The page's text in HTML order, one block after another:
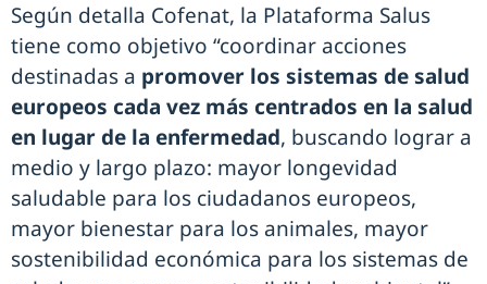
Según detalla Cofenat, la Plataforma Salus
tiene como objetivo “coordinar acciones
destinadas a promover los sistemas de salud
europeos cada vez más centrados en la salud
en lugar de la enfermedad, buscando lograr a
medio y largo plazo: mayor longevidad
saludable para los ciudadanos europeos,
mayor bienestar para los animales, mayor
sostenibilidad económica para los sistemas de